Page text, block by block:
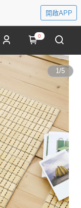
開啟APP
0
1/5